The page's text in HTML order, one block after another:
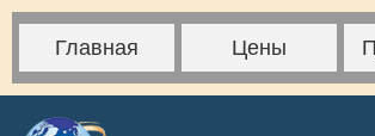
Главная Цены